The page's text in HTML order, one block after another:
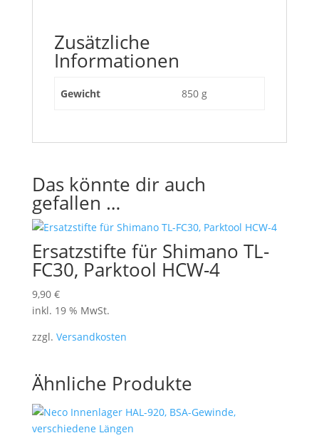
Zusätzliche
Informationen
Gewicht 850 g
Das könnte dir auch
gefallen …
Ersatzstifte für Shimano TL-
FC30, Parktool HCW-4
9,90 €
inkl. 19 % MwSt.
zzgl. Versandkosten
Ähnliche Produkte